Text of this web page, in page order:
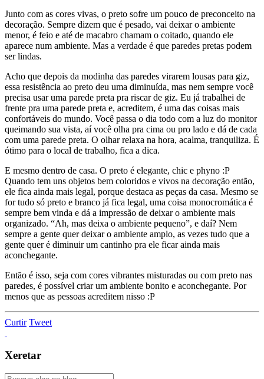
Junto com as cores vivas, o preto sofre um pouco de preconceito na
decoração. Sempre dizem que é pesado, vai deixar o ambiente
menor, é feio e até de macabro chamam o coitado, quando ele
aparece num ambiente. Mas a verdade é que paredes pretas podem
ser lindas.
Acho que depois da modinha das paredes virarem lousas para giz,
essa resistência ao preto deu uma diminuída, mas nem sempre você
precisa usar uma parede preta pra riscar de giz. Eu já trabalhei de
frente pra uma parede preta e, acreditem, é uma das coisas mais
confortáveis do mundo. Você passa o dia todo com a luz do monitor
queimando sua vista, aí você olha pra cima ou pro lado e dá de cada
com uma parede preta. O olhar relaxa na hora, acalma, tranquiliza. É
ótimo para o local de trabalho, fica a dica.
E mesmo dentro de casa. O preto é elegante, chic e phyno :P
Quando tem uns objetos bem coloridos e vivos na decoração então,
ele fica ainda mais legal, porque destaca as peças da casa. Mesmo se
for tudo só preto e branco já fica legal, uma coisa monocromática é
sempre bem vinda e dá a impressão de deixar o ambiente mais
organizado. “Ah, mas deixa o ambiente pequeno”, e daí? Nem
sempre a gente quer deixar o ambiente amplo, as vezes tudo que a
gente quer é diminuir um cantinho pra ele ficar ainda mais
aconchegante.
Então é isso, seja com cores vibrantes misturadas ou com preto nas
paredes, é possível criar um ambiente bonito e aconchegante. Por
menos que as pessoas acreditem nisso :P
Curtir Tweet
Xeretar